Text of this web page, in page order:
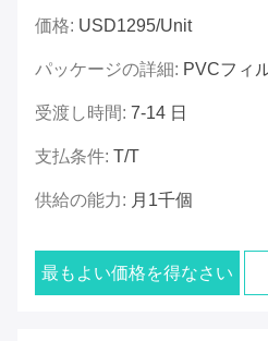
価格: USD1295/unit
パッケージの詳細: PVCフィ
受渡し時間: 7-14 日
支払条件: T/T
供給の能力: 月1千個
最もよい価格を得なさい